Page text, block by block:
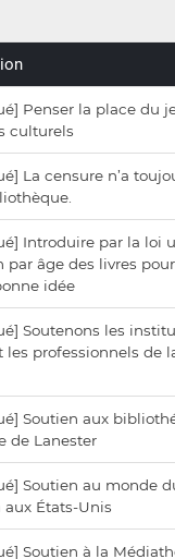
Penser la place du
culturels
La censure n’a
Introduire par la loi
âge des livres
idée
Soutenons les
les professionnels de
Soutien aux
de Lanester
Soutien au monde
aux États-Unis
Soutien à la